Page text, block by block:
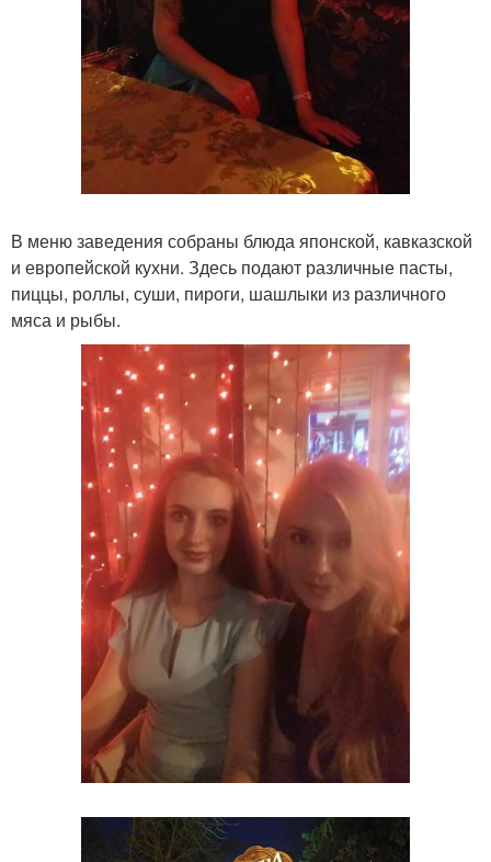
В меню заведения собраны блюда японской, кавказской
и европейской кухни. Здесь подают различные пасты,
пиццы, роллы, суши, пироги, шашлыки из различного
мяса и рыбы.